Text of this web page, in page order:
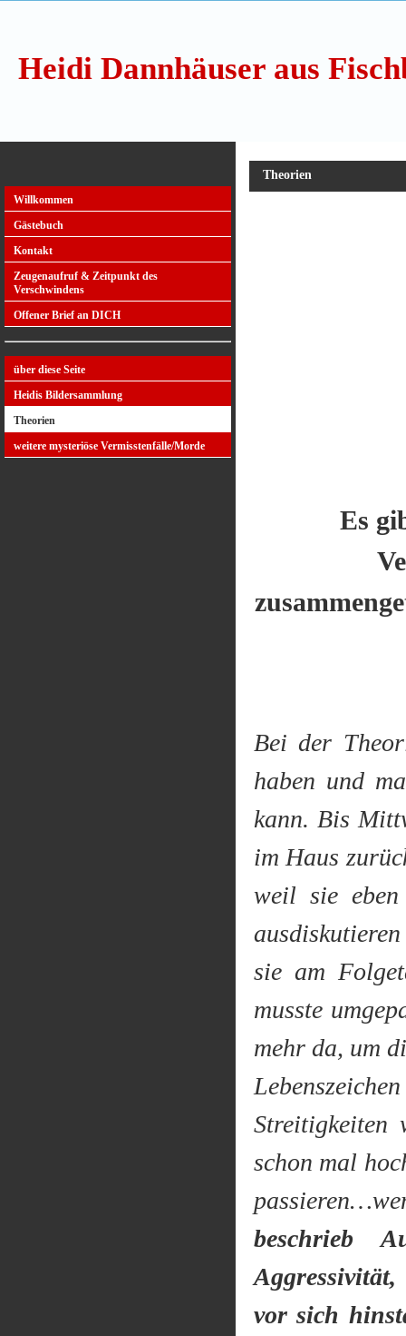
Heidi Dannhäuser aus
Willkommen
Gästebuch
Kontakt
Zeugenaufruf & Zeitpunkt des
Verschwindens
Offener Brief an DICH
über diese Seite
Heidis Bildersammlung
Theorien
weitere mysteriöse Vermisstenfälle/Morde
Theorien
Es
Bei der
haben und
kann. Bis
im Haus
weil sie eben
sie am
musste
mehr da, um
Streitigkeiten
schon mal
beschrieb
vor sich